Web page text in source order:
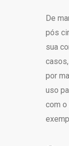
De
pós
sua
por
uso
com o